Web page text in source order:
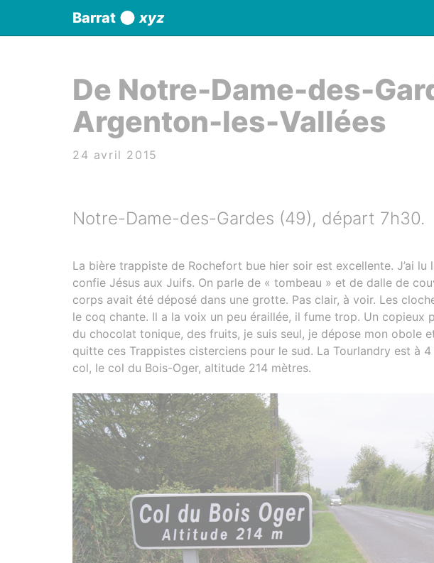
Barrat xyz
De Notre-Dame-des-
Argenton-les-Vallées
24 avril 2015
Notre-Dame-des-Gardes (49), départ 7h30.
La bière trappiste de Rochefort bue hier soir est excellente. J’ai lu
confie Jésus aux Juifs. On parle de « tombeau » et de dalle de
corps avait été déposé dans une grotte. Pas clair, à voir. Les
le coq chante. Il a la voix un peu éraillée, il fume trop. Un copieux
du chocolat tonique, des fruits, je suis seul, je dépose mon obole
quitte ces Trappistes cisterciens pour le sud. La Tourlandry est à
col, le col du Bois-Oger, altitude 214 mètres.
Panneau de gestion des cookies